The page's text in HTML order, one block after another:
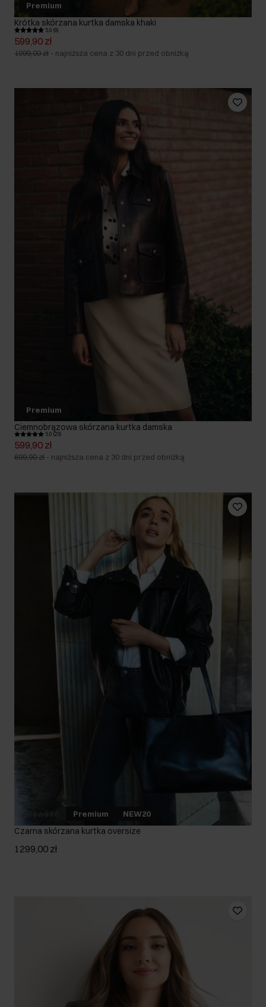
Premium
Krótka skórzana kurtka damska khaki
5.0 (9)
599,90 zł
1099,00 zł - najniższa cena z 30 dni przed obniżką
Premium
Ciemnobrązowa skórzana kurtka damska
5.0 (25)
599,90 zł
699,90 zł - najniższa cena z 30 dni przed obniżką
Premium NEW20
Czarna skórzana kurtka oversize
1299,00 zł